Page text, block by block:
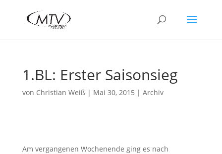
1.BL: Erster Saisonsieg
von Christian Weiß | Mai 30, 2015 | Archiv
Am vergangenen Wochenende ging es nach